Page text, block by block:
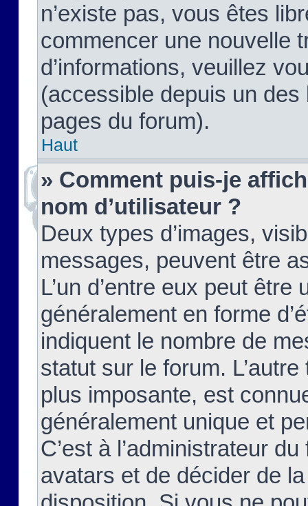
n’existe pas, vous êtes
commencer une nouvelle
d’informations, veuillez
(accessible depuis un
pages du forum).
Haut
» Comment puis-je
nom d’utilisateur ?
Deux types d’images,
messages, peuvent être
L’un d’entre eux peut
généralement en forme
indiquent le nombre de
statut sur le forum.
plus imposante, est
généralement unique et
C’est à l’administrateur
avatars et de décider de